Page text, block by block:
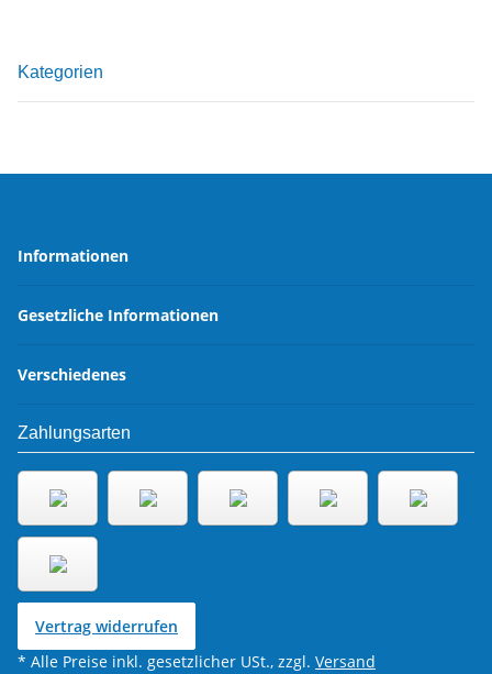
Kategorien
Informationen
Gesetzliche Informationen
Verschiedenes
Zahlungsarten
Vertrag widerrufen
* Alle Preise inkl. gesetzlicher USt., zzgl. Versand